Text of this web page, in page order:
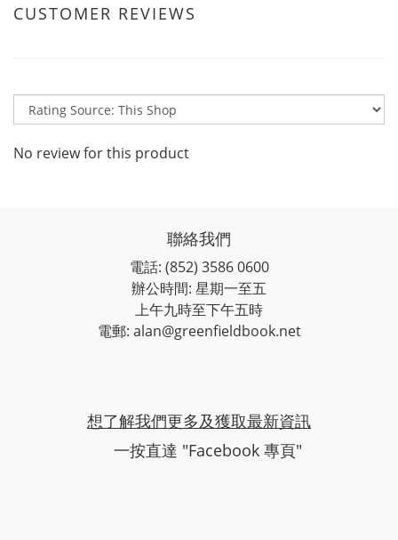
CUSTOMER REVIEWS
No review for this product
聯絡我們
電話: (852) 3586 0600
辦公時間: 星期一至五
上午九時至下午五時
電郵: alan@greenfieldbook.net
想了解我們更多及獲取最新資訊
一按直達 "Facebook 專頁"